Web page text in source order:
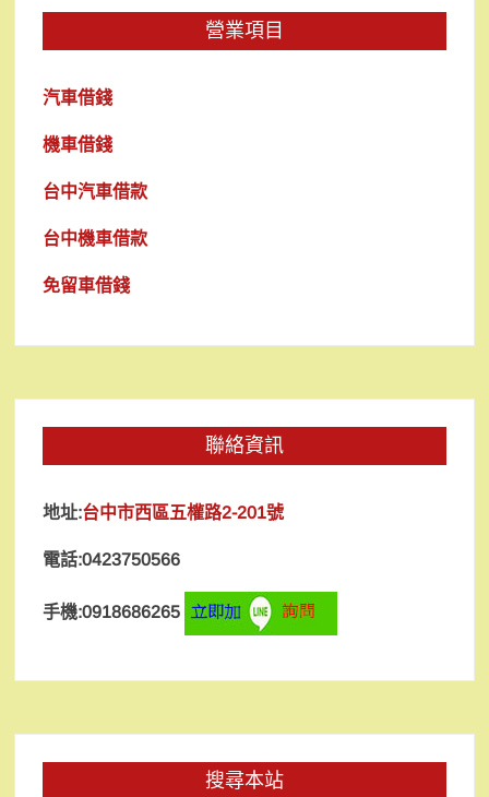
營業項目
汽車借錢
機車借錢
台中汽車借款
台中機車借款
免留車借錢
聯絡資訊
地址:台中市西區五權路2-201號
電話:0423750566
手機:0918686265
搜尋本站